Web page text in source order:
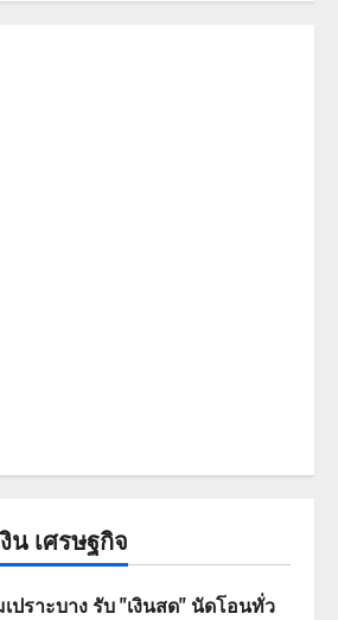
น เศรษฐกิจ
เปราะบาง รับ "เงินสด" นัดโอนทั่ว